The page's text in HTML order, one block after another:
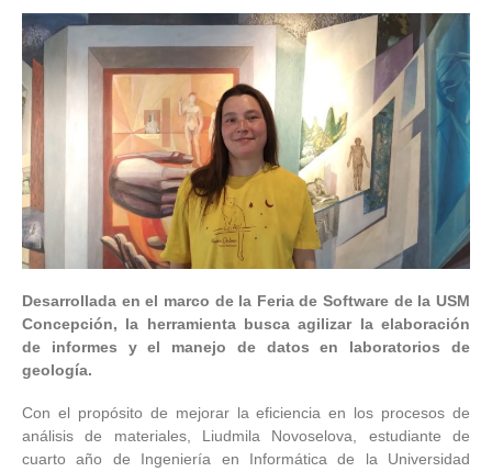
Desarrollada en el marco de la Feria de Software de la USM
Concepción, la herramienta busca agilizar la elaboración
de informes y el manejo de datos en laboratorios de
geología.
Con el propósito de mejorar la eficiencia en los procesos de
análisis de materiales, Liudmila Novoselova, estudiante de
cuarto año de Ingeniería en Informática de la Universidad